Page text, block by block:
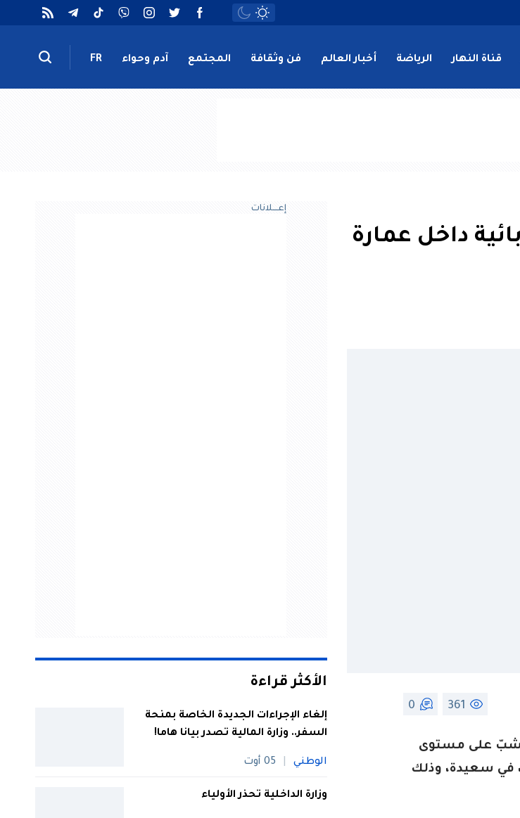
قناة النهار الرياضة أخبار العالم فن وثقافة المجتمع آدم وحواء FR
داخل عمارة
361
0
شبّ على مستوى
في سعيدة، وذلك
إعــــلانات
الأكثر قراءة
إلغاء الإجراءات الجديدة الخاصة بمنحة
السفر.. وزارة المالية تصدر بيانا هاما!
الوطني 05 أوت
وزارة الداخلية تحذر الأولياء